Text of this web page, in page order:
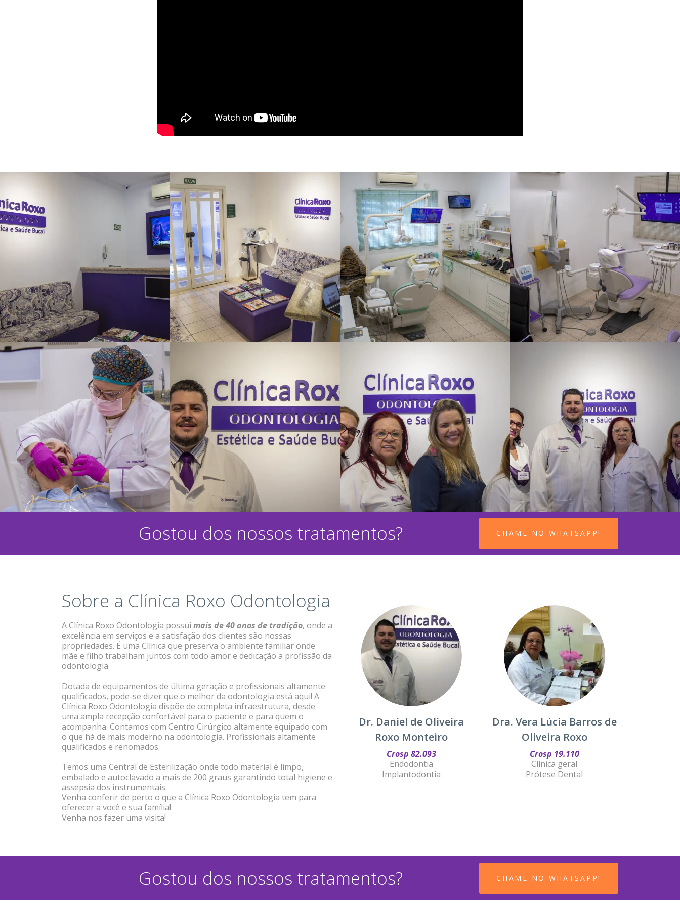
Gostou dos nossos tratamentos? CHAME NO WHATSAPP!
Sobre a Clínica Roxo Odontologia
A Clínica Roxo Odontologia possui mais de 40 anos de tradição, onde a
excelência em serviços e a satisfação dos clientes são nossas
propriedades. É uma Clínica que preserva o ambiente familiar onde
mãe e filho trabalham juntos com todo amor e dedicação a profissão da
odontologia.
Dotada de equipamentos de última geração e profissionais altamente
qualificados, pode-se dizer que o melhor da odontologia está aqui! A
Clínica Roxo Odontologia dispõe de completa infraestrutura, desde
uma ampla recepção confortável para o paciente e para quem o
acompanha. Contamos com Centro Cirúrgico altamente equipado com
o que há de mais moderno na odontologia. Profissionais altamente
qualificados e renomados.
Temos uma Central de Esterilização onde todo material é limpo,
embalado e autoclavado a mais de 200 graus garantindo total higiene e
assepsia dos instrumentais.
Venha conferir de perto o que a Clínica Roxo Odontologia tem para
oferecer a você e sua família!
Venha nos fazer uma visita!
Dr. Daniel de Oliveira
Roxo Monteiro
Crosp 82.093
Endodontia
Implantodontia
Dra. Vera Lúcia Barros de
Oliveira Roxo
Crosp 19.110
Clínica geral
Prótese Dental
Gostou dos nossos tratamentos? CHAME NO WHATSAPP!